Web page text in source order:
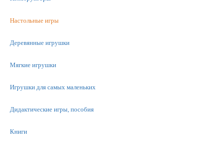
Настольные игры
Деревянные игрушки
Мягкие игрушки
Игрушки для самых маленьких
Дидактические игры, пособия
Книги